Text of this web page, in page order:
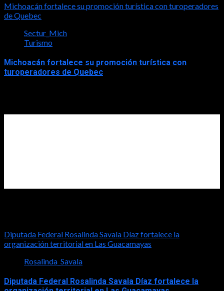
Michoacán fortalece su promoción turística con turoperadores
de Quebec
Sectur_Mich
Turismo
Michoacán fortalece su promoción turística con
turoperadores de Quebec
Diputada Federal Rosalinda Savala Díaz fortalece la
organización territorial en Las Guacamayas
Rosalinda_Savala
Diputada Federal Rosalinda Savala Díaz fortalece la